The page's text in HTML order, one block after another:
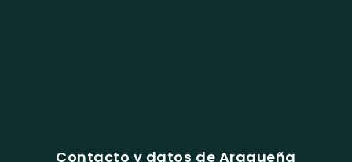
Contacto y datos de Aragueña